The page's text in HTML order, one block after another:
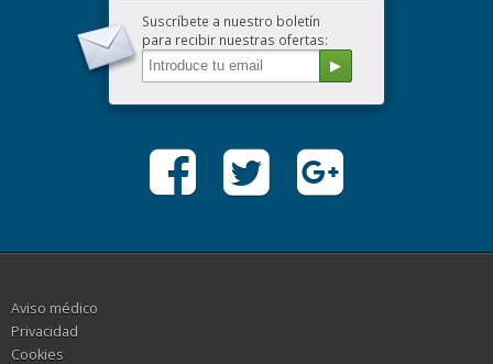
Suscríbete a nuestro boletín
para recibir nuestras ofertas:
Aviso médico
Privacidad
Cookies